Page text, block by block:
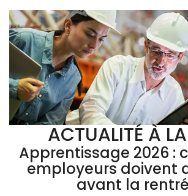
ACTUALITÉ À
Apprentissage 2026 :
employeurs doivent
avant la